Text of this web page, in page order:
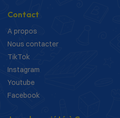
Contact
A propos
Nous contacter
TikTok
Instagram
Youtube
Facebook